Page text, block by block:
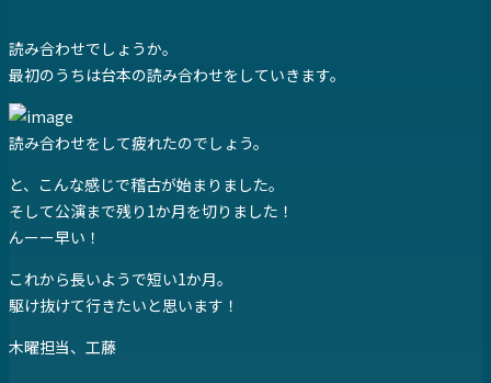
読み合わせでしょうか。
最初のうちは台本の読み合わせをしていきます。
読み合わせをして疲れたのでしょう。
と、こんな感じで稽古が始まりました。
そして公演まで残り1か月を切りました！
んーー早い！
これから長いようで短い1か月。
駆け抜けて行きたいと思います！
木曜担当、工藤